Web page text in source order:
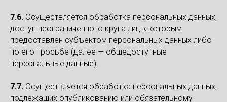
7.6. Осуществляется обработка персональных данных,
доступ неограниченного круга лиц к которым
предоставлен субъектом персональных данных либо
по его просьбе (далее — общедоступные
персональные данные).
7.7. Осуществляется обработка персональных данных,
подлежащих опубликованию или обязательному